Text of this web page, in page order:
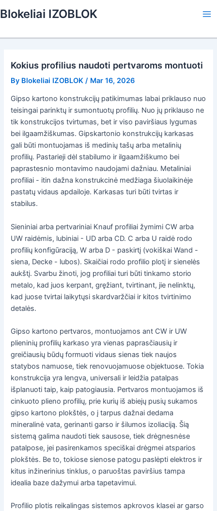
to
Blokeliai IZOBLOK
Kokius profilius naudoti pertvaroms montuoti
By Blokeliai IZOBLOK / Mar 16, 2026
Gipso kartono konstrukcijų patikimumas labai priklauso nuo
teisingai parinktų ir sumontuotų profilių. Nuo jų priklauso ne
tik konstrukcijos tvirtumas, bet ir viso paviršiaus lygumas
bei ilgaamžiškumas. Gipskartonio konstrukcijų karkasas
gali būti montuojamas iš medinių tašų arba metalinių
profilių. Pastarieji dėl stabilumo ir ilgaamžiškumo bei
paprastesnio montavimo naudojami dažniau. Metaliniai
profiliai - itin dažna konstrukcinė medžiaga šiuolaikinėje
pastatų vidaus apdailoje. Karkasas turi būti tvirtas ir
stabilus.
Sieniniai arba pertvariniai Knauf profiliai žymimi CW arba
UW raidėmis, lubiniai - UD arba CD. C arba U raidė rodo
profilių konfigūraciją, W arba D - paskirtį (vokiškai Wand -
siena, Decke - lubos). Skaičiai rodo profilio plotį ir sienelės
aukštį. Svarbu žinoti, jog profiliai turi būti tinkamo storio
metalo, kad juos kerpant, gręžiant, tvirtinant, jie nelinktų,
kad juose tvirtai laikytųsi skardvaržčiai ir kitos tvirtinimo
detalės.
Gipso kartono pertvaros, montuojamos ant CW ir UW
plieninių profilių karkaso yra vienas paprasčiausių ir
greičiausių būdų formuoti vidaus sienas tiek naujos
statybos namuose, tiek renovuojamuose objektuose. Tokia
konstrukcija yra lengva, universali ir leidžia patalpas
išplanuoti taip, kaip patogiausia. Pertvaros montuojamos iš
cinkuoto plieno profilių, prie kurių iš abiejų pusių sukamos
gipso kartono plokštės, o į tarpus dažnai dedama
mineralinė vata, gerinanti garso ir šilumos izoliaciją. Šią
sistemą galima naudoti tiek sausose, tiek drėgnesnėse
patalpose, jei pasirenkamos speciškai drėgmei atsparios
plokštės. Be to, tokiose sienose patogu paslėpti elektros ir
kitus inžinerinius tinklus, o paruoštas paviršius tampa
idealia baze dažymui arba tapetavimui.
Profilio plotis reikalingas sistemos apkrovos klasei ar garso